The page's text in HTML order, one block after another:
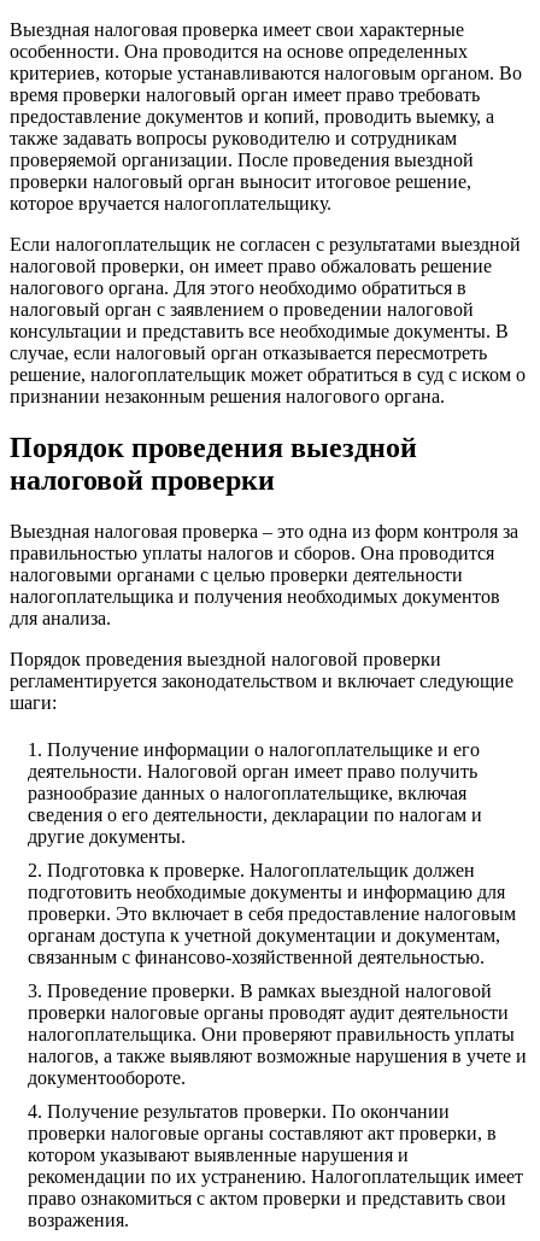
Выездная налоговая проверка имеет свои характерные
особенности. Она проводится на основе определенных
критериев, которые устанавливаются налоговым органом. Во
время проверки налоговый орган имеет право требовать
предоставление документов и копий, проводить выемку, а
также задавать вопросы руководителю и сотрудникам
проверяемой организации. После проведения выездной
проверки налоговый орган выносит итоговое решение,
которое вручается налогоплательщику.
Если налогоплательщик не согласен с результатами выездной
налоговой проверки, он имеет право обжаловать решение
налогового органа. Для этого необходимо обратиться в
налоговый орган с заявлением о проведении налоговой
консультации и представить все необходимые документы. В
случае, если налоговый орган отказывается пересмотреть
решение, налогоплательщик может обратиться в суд с иском о
признании незаконным решения налогового органа.
Порядок проведения выездной
налоговой проверки
Выездная налоговая проверка – это одна из форм контроля за
правильностью уплаты налогов и сборов. Она проводится
налоговыми органами с целью проверки деятельности
налогоплательщика и получения необходимых документов
для анализа.
Порядок проведения выездной налоговой проверки
регламентируется законодательством и включает следующие
шаги:
Получение информации о налогоплательщике и его
деятельности. Налоговой орган имеет право получить
разнообразие данных о налогоплательщике, включая
сведения о его деятельности, декларации по налогам и
другие документы.
Подготовка к проверке. Налогоплательщик должен
подготовить необходимые документы и информацию для
проверки. Это включает в себя предоставление налоговым
органам доступа к учетной документации и документам,
связанным с финансово-хозяйственной деятельностью.
Проведение проверки. В рамках выездной налоговой
проверки налоговые органы проводят аудит деятельности
налогоплательщика. Они проверяют правильность уплаты
налогов, а также выявляют возможные нарушения в учете и
документообороте.
Получение результатов проверки. По окончании
проверки налоговые органы составляют акт проверки, в
котором указывают выявленные нарушения и
рекомендации по их устранению. Налогоплательщик имеет
право ознакомиться с актом проверки и представить свои
возражения.